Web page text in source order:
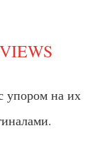
упором на их